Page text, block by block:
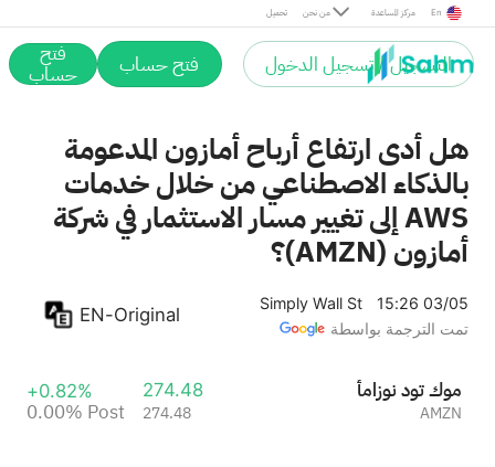
تحميل من نحن مركز المساعدة En
التسجيل / تسجيل الدخول فتح حساب فتح
حساب
هل أدى ارتفاع أرباح أمازون المدعومة
بالذكاء الاصطناعي من خلال خدمات
AWS إلى تغيير مسار الاستثمار في شركة
أمازون (AMZN)؟
Simply Wall St
15:26 03/05
تمت الترجمة بواسطة
EN-Original
أمازون دوت كوم
AMZN
274.48
274.48
+0.82%
0.00% Post